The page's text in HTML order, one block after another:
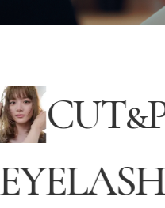
CUT